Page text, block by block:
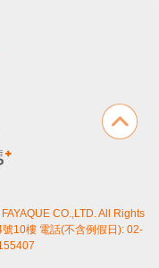
CO.,LTD. All Rights
10樓 電話(不含例假日): 02-